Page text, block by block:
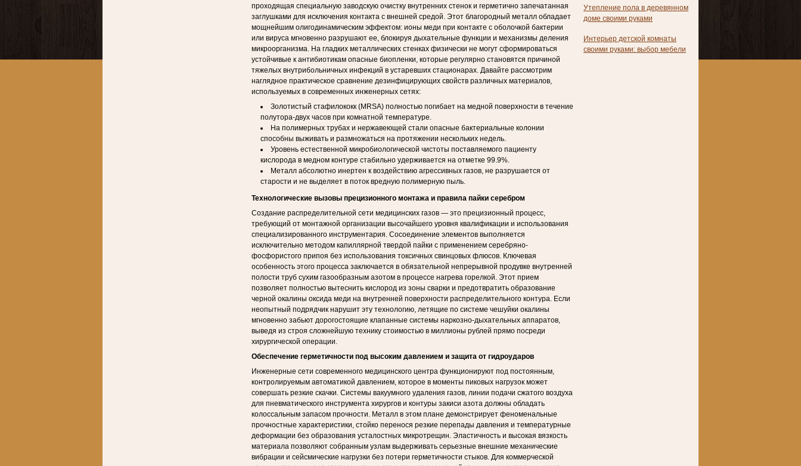
проходящая специальную заводскую очистку внутренних стенок и герметично запечатанная
заглушками для исключения контакта с внешней средой. Этот благородный металл обладает
мощнейшим олигодинамическим эффектом: ионы меди при контакте с оболочкой бактерии
или вируса мгновенно разрушают ее, блокируя дыхательные функции и механизмы деления
микроорганизма. На гладких металлических стенках физически не могут сформироваться
устойчивые к антибиотикам опасные биопленки, которые регулярно становятся причиной
тяжелых внутрибольничных инфекций в устаревших стационарах. Давайте рассмотрим
наглядное практическое сравнение дезинфицирующих свойств различных материалов,
используемых в современных инженерных сетях:
Золотистый стафилококк (MRSA) полностью погибает на медной поверхности в течение
полутора-двух часов при комнатной температуре.
На полимерных трубах и нержавеющей стали опасные бактериальные колонии
способны выживать и размножаться на протяжении нескольких недель.
Уровень естественной микробиологической чистоты поставляемого пациенту
кислорода в медном контуре стабильно удерживается на отметке 99.9%.
Металл абсолютно инертен к воздействию агрессивных газов, не разрушается от
старости и не выделяет в поток вредную полимерную пыль.
Технологические вызовы прецизионного монтажа и правила пайки серебром
Создание распределительной сети медицинских газов — это прецизионный процесс,
требующий от монтажной организации высочайшего уровня квалификации и использования
специализированного инструментария. Сосоединение элементов выполняется
исключительно методом капиллярной твердой пайки с применением серебряно-
фосфористого припоя без использования токсичных свинцовых флюсов. Ключевая
особенность этого процесса заключается в обязательной непрерывной продувке внутренней
полости труб сухим газообразным азотом в процессе нагрева горелкой. Этот прием
позволяет полностью вытеснить кислород из зоны сварки и предотвратить образование
черной окалины оксида меди на внутренней поверхности распределительного контура. Если
неопытный подрядчик нарушит эту технологию, летящие по системе чешуйки окалины
мгновенно забьют дорогостоящие клапанные системы наркозно-дыхательных аппаратов,
выведя из строя сложнейшую технику стоимостью в миллионы рублей прямо посреди
хирургической операции.
Обеспечение герметичности под высоким давлением и защита от гидроударов
Инженерные сети современного медицинского центра функционируют под постоянным,
контролируемым автоматикой давлением, которое в моменты пиковых нагрузок может
совершать резкие скачки. Системы вакуумного удаления газов, линии подачи сжатого воздуха
для пневматического инструмента хирургов и контуры закиси азота должны обладать
колоссальным запасом прочности. Металл в этом плане демонстрирует феноменальные
прочностные характеристики, стойко перенося резкие перепады давления и температурные
деформации без образования усталостных микротрещин. Эластичность и высокая вязкость
материала позволяют собранным узлам выдерживать серьезные внешние механические
вибрации и сейсмические нагрузки без потери герметичности стыков. Для коммерческой
Утепление пола в деревянном
доме своими руками
Интерьер детской комнаты
своими руками: выбор мебели